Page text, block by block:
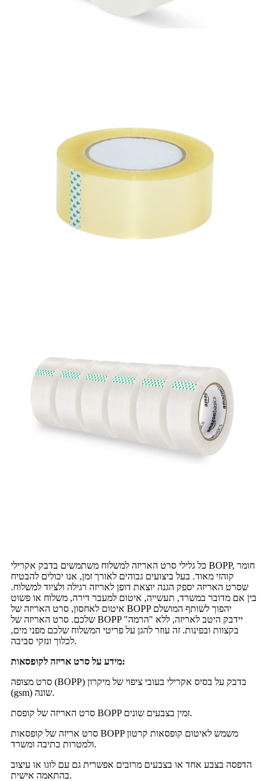
כל גלילי סרט האריזה למשלוח משתמשים בדבק אקרילי BOPP, חומר
קוהזי מאוד. בעל ביצועים גבוהים לאורך זמן, אנו יכולים להבטיח
שסרט האריזה יספק הגנה יוצאת דופן לאריזה רגילה ולציוד למשלוח.
בין אם מדובר במשרד, תעשייה, איטום למעבר דירה, משלוח או פשוט
איטום לאחסון, סרט האריזה של BOPP יהפוך לשותף המושלם
שלכם. סרט האריזה של BOPP יידבק היטב לאריזה, ללא "הרמה"
בקצוות ובפינות. זה עוזר להגן על פריטי המשלוח שלכם מפני מים,
לכלוך ונזקי סביבה.
מידע על סרט אריזה לקופסאות:
סרט מצופה (BOPP) בדבק על בסיס אקרילי בעובי ציפוי של מיקרון
(gsm) שונה.
סרט האריזה של קופסת BOPP זמין בצבעים שונים.
סרט אריזה של קופסאות BOPP משמש לאיטום קופסאות קרטון
ולמטרות כתיבה ומשרד.
הדפסה בצבע אחד או בצבעים מרובים אפשרית גם עם לוגו או עיצוב
בהתאמה אישית.